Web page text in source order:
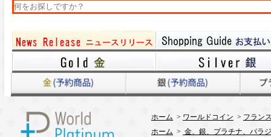
ホーム > ワールドコイン > フラン
ホーム > 金、銀、プラチナ、パラ